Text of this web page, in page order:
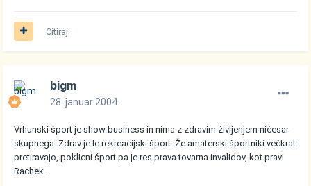
Citiraj
bigm
28. januar 2004
Vrhunski šport je show business in nima z zdravim življenjem ničesar
skupnega. Zdrav je le rekreacijski šport. Že amaterski športniki večkrat
pretiravajo, poklicni šport pa je res prava tovarna invalidov, kot pravi
Rachek.